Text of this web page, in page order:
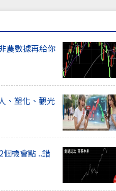
農數據再給你
、塑化、觀光
機會點 ..錯